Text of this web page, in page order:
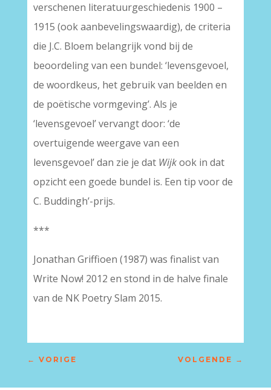
verschenen literatuurgeschiedenis 1900 –
1915 (ook aanbevelingswaardig), de criteria
die J.C. Bloem belangrijk vond bij de
beoordeling van een bundel: ‘levensgevoel,
de woordkeus, het gebruik van beelden en
de poëtische vormgeving’. Als je
‘levensgevoel’ vervangt door: ‘de
overtuigende weergave van een
levensgevoel’ dan zie je dat Wijkook in dat
opzicht een goede bundel is. Een tip voor de
C. Buddingh’-prijs.
***
Jonathan Griffioen (1987) was finalist van
Write Now! 2012 en stond in de halve finale
van de NK Poetry Slam 2015.
← VORIGE VOLGENDE →